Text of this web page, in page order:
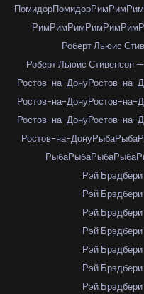
ПомидорПомидорРимРимРим
РимРимРимРимРимРим
Роберт Льюис
Роберт Льюис Стивенсон
Ростов-на-ДонуРостов-на-
Ростов-на-ДонуРостов-на-
Ростов-на-ДонуРостов-на-
Ростов-на-ДонуРыбаРыба
РыбаРыбаРыбаРыба
Рэй Брэдбери
Рэй Брэдбери
Рэй Брэдбери
Рэй Брэдбери
Рэй Брэдбери
Рэй Брэдбери
Рэй Брэдбери